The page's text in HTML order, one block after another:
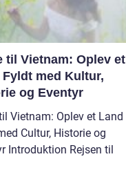
til Vietnam: Oplev et
Fyldt med Kultur,
og Eventyr
Vietnam: Oplev et Land
Cultur, Historie og
til